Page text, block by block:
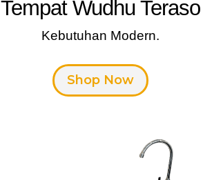
Tempat Wudhu Teraso
Kebutuhan Modern.
Shop Now